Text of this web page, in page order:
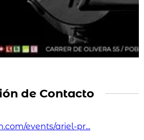
de Contacto
events/ariel-pr...